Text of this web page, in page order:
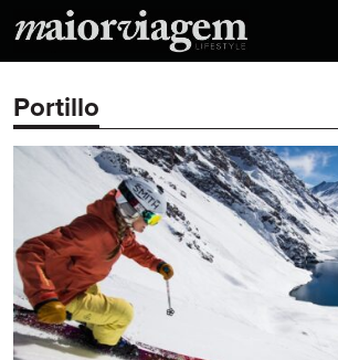
Portillo